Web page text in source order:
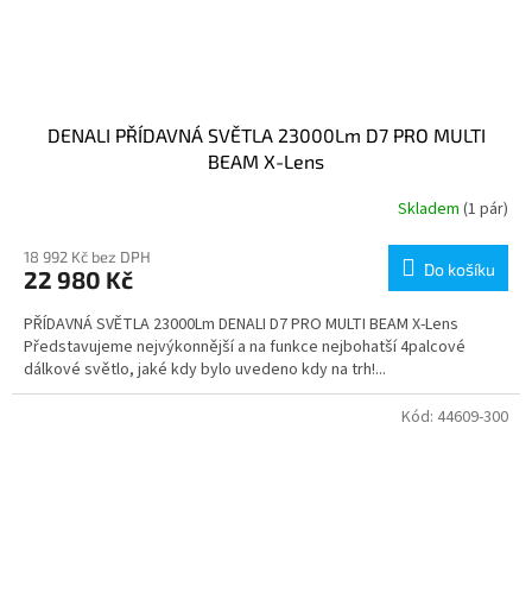
DENALI PŘÍDAVNÁ SVĚTLA 23000Lm D7 PRO MULTI
BEAM X-Lens
Skladem (1 pár)
18 992 Kč bez DPH
22 980 Kč Do košíku
PŘÍDAVNÁ SVĚTLA 23000Lm DENALI D7 PRO MULTI BEAM X-Lens
Představujeme nejvýkonnější a na funkce nejbohatší 4palcové
dálkové světlo, jaké kdy bylo uvedeno kdy na trh!...
Kód: 44609-300